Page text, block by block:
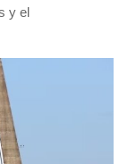
y el